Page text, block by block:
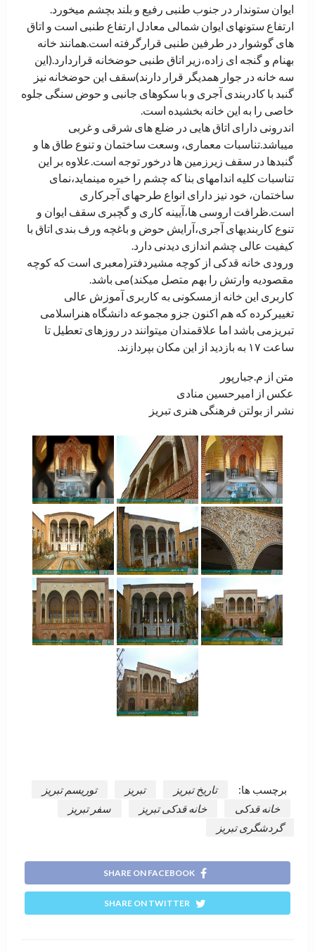
ایوان ستوندار در جنوب طنبی رفیع و بلند بچشم میخورد.
ارتفاع ستونهای ایوان شمالی معادل ارتفاع طنبی است و اتاق
های گوشوار در طرفین طنبی قرارگرفته است.همانند خانه
بهنام و گنجه ای زاده،زیر اتاق طنبی حوضخانه قراردارد.(این
سه خانه در جوار همدیگر قرار دارند)سقف این حوضخانه نیز
گنبد با کادربندی آجری و با سکوهای جانبی و حوض سنگی جلوه
خاصی را به این خانه بخشیده است.
اندرونی دارای اتاق هایی در ضلع های شرقی و غربی
میباشد.تناسبات معماری، وسعت ساختمان و تنوع طاق ها و
گنبدها در سقف زیرزمین ها درخور توجه است.علاوه بر این
تناسبات کلیه اندامهای بنا که چشم را خیره مینماید،نمای
ساختمان، خود نیز دارای انواع طرحهای آجرکاری
است.ظرافت اروسی ها،آیینه کاری و گچبری سقف ایوان و
تنوع کاربندیهای آجری،آرایش حوض و باغچه ورف بندی اتاق با
کیفیت عالی چشم اندازی دیدنی دارد.
ورودی خانه قدکی از کوچه مشیردفتر(معبری است که کوچه
مقصودیه وارتش را بهم متصل میکند)می باشد.
کاربری این خانه ازمسکونی به کاربری آموزش عالی
تغییرکرده که هم اکنون جزو مجموعه دانشگاه هنراسلامی
تبریزمی باشد اما علاقمندان میتوانند در روزهای تعطیل تا
ساعت ۱۷ به بازدید از این مکان بپردازند.
متن از م.جبارپور
عکس از امیرحسین منادی
نشر از بولتن فرهنگی هنری تبریز
برچسب ها: تاریخ تبریز تبریز
توریسم تبریز
خانه قدکی
خانه قدکی تبریز
سفر تبریز
گردشگری تبریز
SHARE ON FACEBOOK
SHARE ON TWITTER